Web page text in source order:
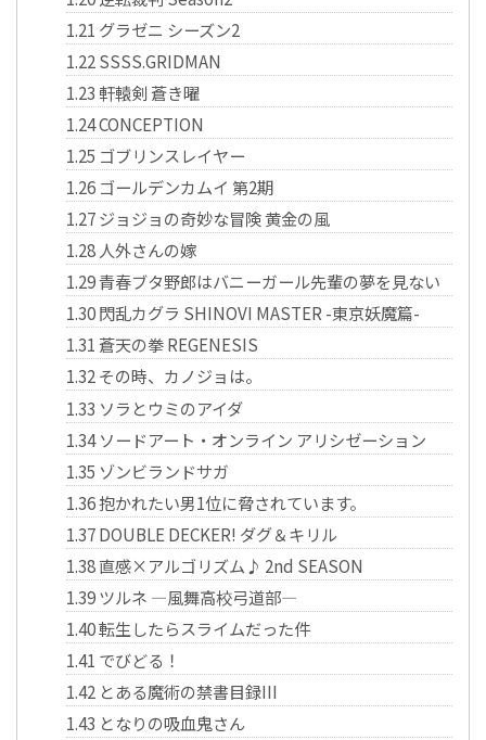
1.21 グラゼニ シーズン2
1.22SSSS.GRIDMAN
1.23 軒轅剣 蒼き曜
1.24CONCEPTION
1.25 ゴブリンスレイヤー
1.26 ゴールデンカムイ 第2期
1.27ジョジョの奇妙な冒険 黄金の風
1.28 人外さんの嫁
1.29青春ブタ野郎はバニーガール先輩の夢を見ない
1.30閃乱カグラ SHINOVI MASTER -東京妖魔篇-
1.31蒼天の拳 REGENESIS
1.32その時、カノジョは。
1.33 ソラとウミのアイダ
1.34ソードアート・オンライン アリシゼーション
1.35 ゾンビランドサガ
1.36抱かれたい男1位に脅されています。
1.37DOUBLE DECKER! ダグ＆キリル
1.38直感×アルゴリズム♪ 2nd SEASON
1.39ツルネ ―風舞高校弓道部―
1.40転生したらスライムだった件
1.41 でびどる！
1.42 とある魔術の禁書目録III
1.43 となりの吸血鬼さん